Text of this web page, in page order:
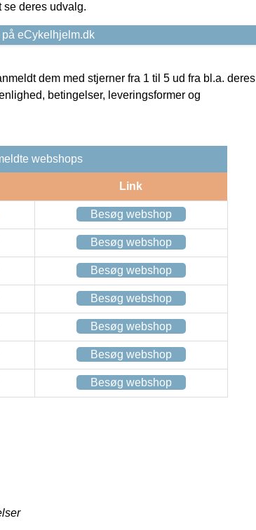
se deres udvalg.
eCykelhjelm.dk
dem med stjerner fra 1 til 5 ud fra bl.a. deres
betingelser, leveringsformer og
webshops
Link
Besøg webshop
Besøg webshop
Besøg webshop
Besøg webshop
Besøg webshop
Besøg webshop
Besøg webshop